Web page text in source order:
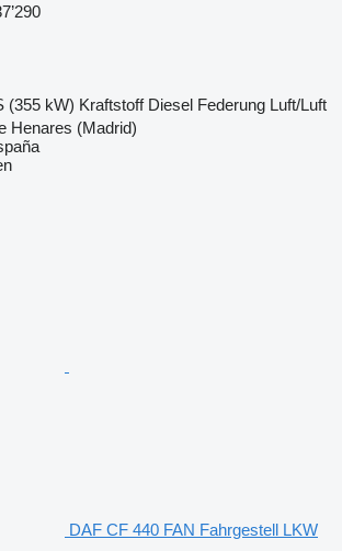
(355 kW) Kraftstoff Diesel Federung Luft/Luft
Henares (Madrid)
DAF CF 440 FAN Fahrgestell LKW